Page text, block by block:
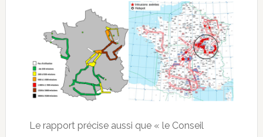
Le rapport précise aussi que « le Conseil